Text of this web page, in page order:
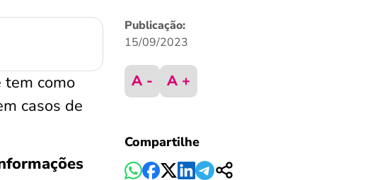
tem como
casos de
Publicação:
15/09/2023
A - A +
Compartilhe